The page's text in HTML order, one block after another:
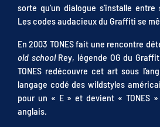
sorte qu’un dialogue s’installe
Les codes audacieux du Graffiti se
En 2003 TONES fait une rencontre
old school Rey, légende OG du
TONES redécouvre cet art sous
langage codé des wildstyles
pour un « E » et devient « TONES
anglais.